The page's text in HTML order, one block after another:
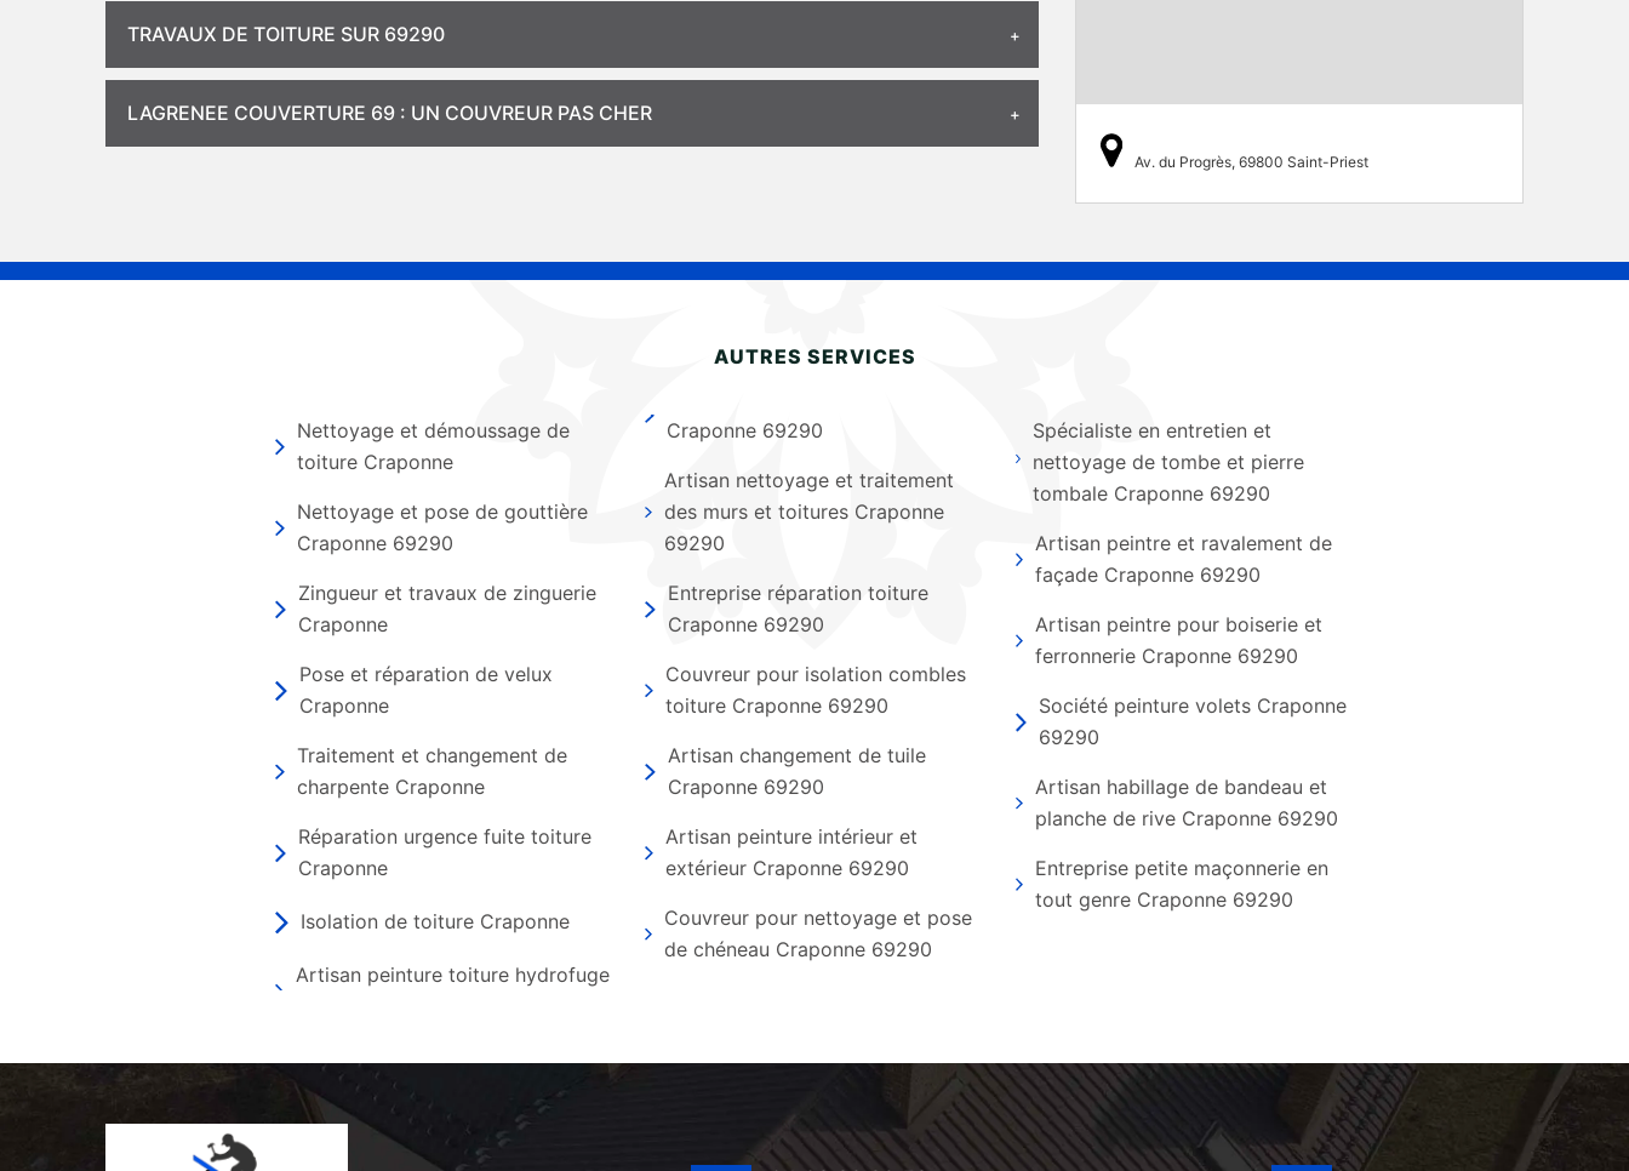
TRAVAUX DE TOITURE SUR 69290
LAGRENEE COUVERTURE 69 : UN COUVREUR PAS CHER
Av. du Progrès, 69800 Saint-Priest
AUTRES SERVICES
Nettoyage et démoussage de
toiture Craponne
Nettoyage et pose de gouttière
Craponne 69290
Zingueur et travaux de zinguerie
Craponne
Pose et réparation de velux
Craponne
Traitement et changement de
charpente Craponne
Réparation urgence fuite toiture
Craponne
Isolation de toiture Craponne
Artisan peinture toiture hydrofuge
Craponne 69290
Artisan nettoyage et traitement
des murs et toitures Craponne
69290
Entreprise réparation toiture
Craponne 69290
Couvreur pour isolation combles
toiture Craponne 69290
Artisan changement de tuile
Craponne 69290
Artisan peinture intérieur et
extérieur Craponne 69290
Couvreur pour nettoyage et pose
de chéneau Craponne 69290
Spécialiste en entretien et
nettoyage de tombe et pierre
tombale Craponne 69290
Artisan peintre et ravalement de
façade Craponne 69290
Artisan peintre pour boiserie et
ferronnerie Craponne 69290
Société peinture volets Craponne
69290
Artisan habillage de bandeau et
planche de rive Craponne 69290
Entreprise petite maçonnerie en
tout genre Craponne 69290